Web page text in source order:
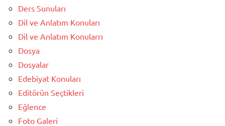
Ders Sunuları
Dil ve Anlatım Konuları
Dil ve Anlatım Konularrı
Dosya
Dosyalar
Edebiyat Konuları
Editörün Seçtikleri
Eğlence
Foto Galeri